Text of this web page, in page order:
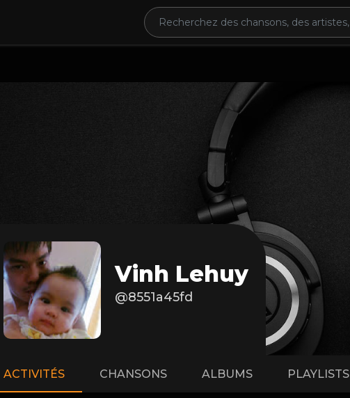
Vinh Lehuy
@8551a45fd
ACTIVITÉS CHANSONS ALBUMS PLAYLISTS